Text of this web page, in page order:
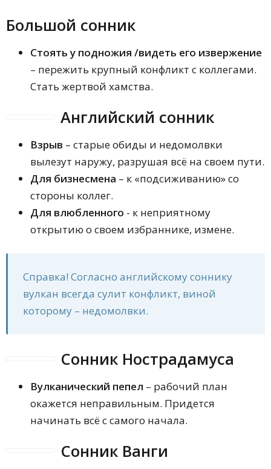
Большой сонник
Стоять у подножия /видеть его извержение
– пережить крупный конфликт с коллегами.
Стать жертвой хамства.
Английский сонник
Взрыв – старые обиды и недомолвки
вылезут наружу, разрушая всё на своем пути.
Для бизнесмена – к «подсиживанию» со
стороны коллег.
Для влюбленного - к неприятному
открытию о своем избраннике, измене.
Справка! Согласно английскому соннику
вулкан всегда сулит конфликт, виной
которому – недомолвки.
Сонник Нострадамуса
Вулканический пепел – рабочий план
окажется неправильным. Придется
начинать всё с самого начала.
Сонник Ванги